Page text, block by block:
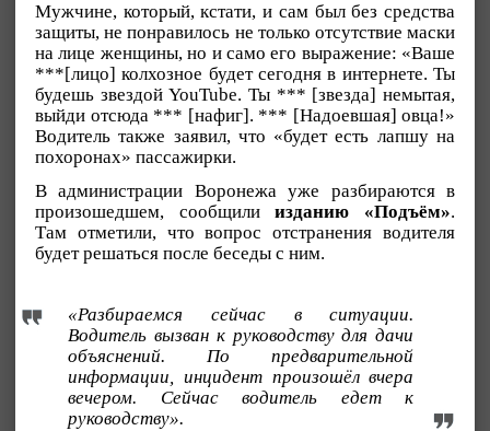
Мужчине, который, кстати, и сам был без средства
защиты, не понравилось не только отсутствие маски
на лице женщины, но и само его выражение: «Ваше
***[лицо] колхозное будет сегодня в интернете. Ты
будешь звездой YouTube. Ты *** [звезда] немытая,
выйди отсюда *** [нафиг]. *** [Надоевшая] овца!»
Водитель также заявил, что «будет есть лапшу на
похоронах» пассажирки.
В администрации Воронежа уже разбираются в
произошедшем, сообщилиизданию «Подъём».
Там отметили, что вопрос отстранения водителя
будет решаться после беседы с ним.
«Разбираемся сейчас в ситуации.
Водитель вызван к руководству для дачи
объяснений. По предварительной
информации, инцидент произошёл вчера
вечером. Сейчас водитель едет к
руководству».